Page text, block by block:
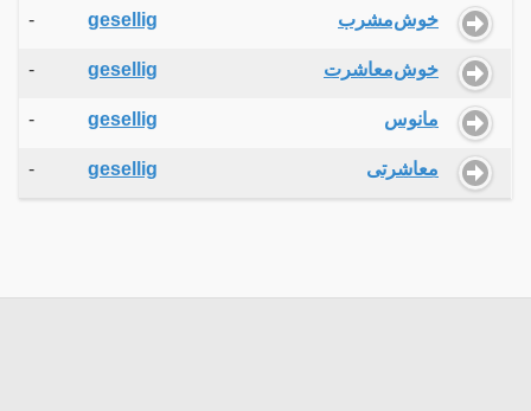
- gesellig خوش‌مشرب
- gesellig خوش‌معاشرت
- gesellig مانوس
- gesellig معاشرتی